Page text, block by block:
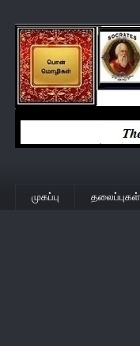
முகப்பு தலைப்புகள்